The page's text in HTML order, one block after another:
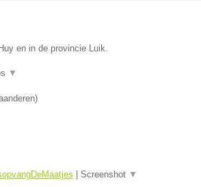
en in de provincie Luik.
▼
)
Screenshot ▼